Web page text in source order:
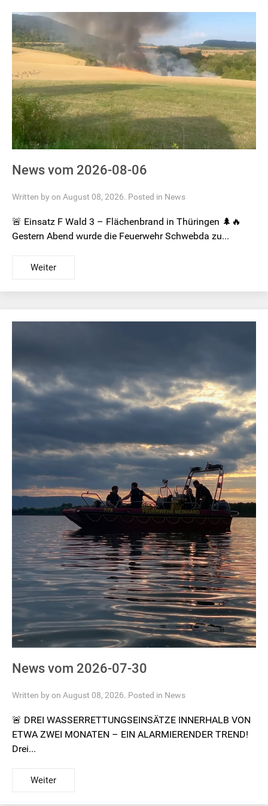
News vom 2026-08-06
Written by on August 08, 2026. Posted in News
🚨 Einsatz F Wald 3 – Flächenbrand in Thüringen 🌲🔥
Gestern Abend wurde die Feuerwehr Schwebda zu...
Weiter
News vom 2026-07-30
Written by on August 08, 2026. Posted in News
🚨 DREI WASSERRETTUNGSEINSÄTZE INNERHALB VON
ETWA ZWEI MONATEN – EIN ALARMIERENDER TREND!
Drei...
Weiter